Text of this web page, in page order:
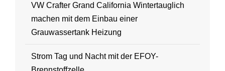
VW Crafter Grand California Wintertauglich
machen mit dem Einbau einer
Grauwassertank Heizung
Strom Tag und Nacht mit der EFOY-